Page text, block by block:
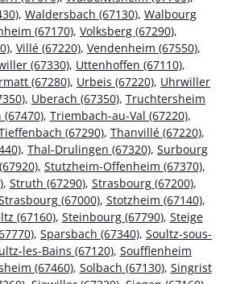
, Waldersbach (67130), Walbourg
(67170), Volksberg (67290),
, Villé (67220), Vendenheim (67550),
(67330), Uttenhoffen (67110),
(67280), Urbeis (67220), Uhrwiller
, Uberach (67350), Truchtersheim
, Triembach-au-Val (67220),
(67290), Thanvillé (67220),
, Thal-Drulingen (67320), Surbourg
, Stutzheim-Offenheim (67370),
, Struth (67290), Strasbourg (67200),
(67000), Stotzheim (67140),
(67160), Steinbourg (67790), Steige
, Sparsbach (67340), Soultz-sous-
les-Bains (67120), Soufflenheim
(67460), Solbach (67130), Singrist